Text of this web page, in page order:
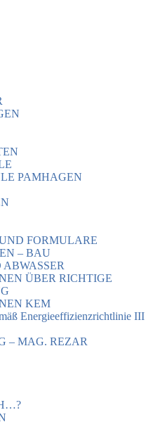
PAMHAGEN
FORMULARE
– BAU
ÜBER RICHTIGE
KEM
Energieeffizienzrichtlinie III
– MAG. REZAR